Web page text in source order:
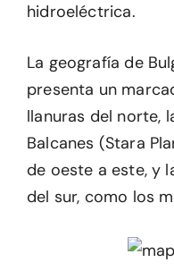
hidroeléctrica.
La geografía de
presenta un
llanuras del norte,
Balcanes (Stara
de oeste a este, y
del sur, como los